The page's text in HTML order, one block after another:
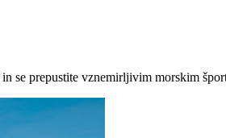
se prepustite vznemirljivim morskim